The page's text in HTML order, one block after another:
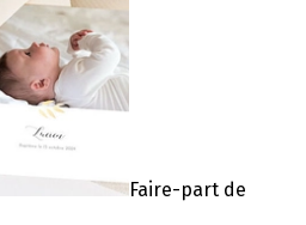
Faire-part de